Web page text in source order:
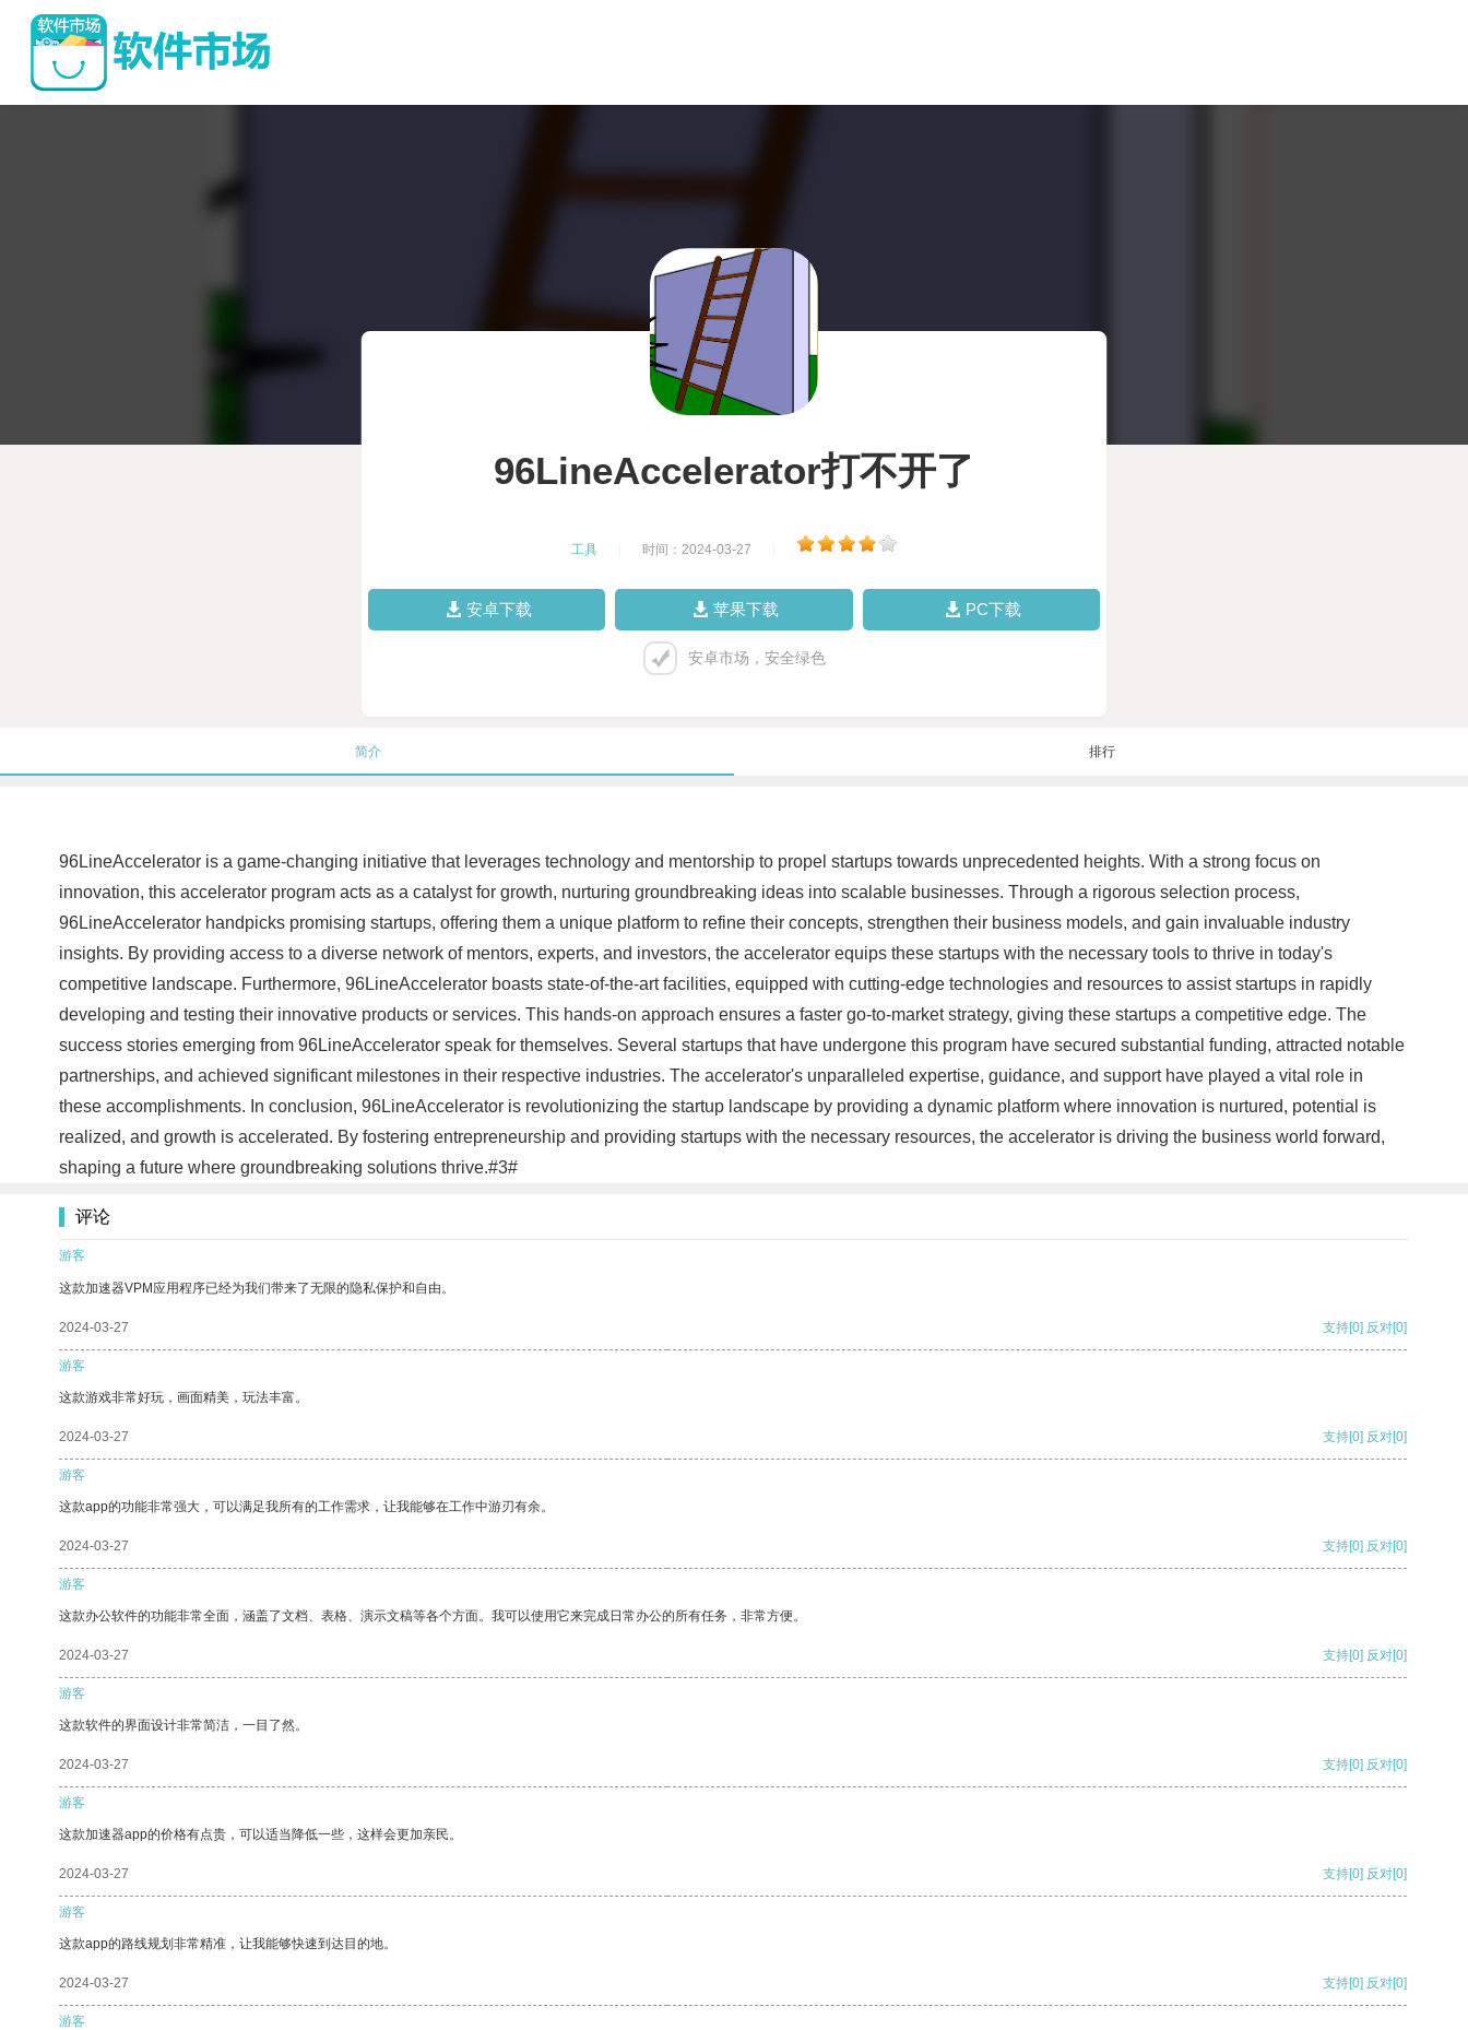
96LineAccelerator打不开了
工具 时间：2024-03-27
安卓下载 苹果下载 PC下载
安卓市场，安全绿色
简介 排行
96LineAccelerator is a game-changing initiative that leverages technology and mentorship to propel startups towards unprecedented heights. With a strong focus on
innovation, this accelerator program acts as a catalyst for growth, nurturing groundbreaking ideas into scalable businesses. Through a rigorous selection process,
96LineAccelerator handpicks promising startups, offering them a unique platform to refine their concepts, strengthen their business models, and gain invaluable industry
insights. By providing access to a diverse network of mentors, experts, and investors, the accelerator equips these startups with the necessary tools to thrive in today's
competitive landscape. Furthermore, 96LineAccelerator boasts state-of-the-art facilities, equipped with cutting-edge technologies and resources to assist startups in rapidly
developing and testing their innovative products or services. This hands-on approach ensures a faster go-to-market strategy, giving these startups a competitive edge. The
success stories emerging from 96LineAccelerator speak for themselves. Several startups that have undergone this program have secured substantial funding, attracted notable
partnerships, and achieved significant milestones in their respective industries. The accelerator's unparalleled expertise, guidance, and support have played a vital role in
these accomplishments. In conclusion, 96LineAccelerator is revolutionizing the startup landscape by providing a dynamic platform where innovation is nurtured, potential is
realized, and growth is accelerated. By fostering entrepreneurship and providing startups with the necessary resources, the accelerator is driving the business world forward,
shaping a future where groundbreaking solutions thrive.#3#
评论
游客
这款加速器VPM应用程序已经为我们带来了无限的隐私保护和自由。
2024-03-27 支持[0] 反对[0]
游客
这款游戏非常好玩，画面精美，玩法丰富。
2024-03-27 支持[0] 反对[0]
游客
这款app的功能非常强大，可以满足我所有的工作需求，让我能够在工作中游刃有余。
2024-03-27 支持[0] 反对[0]
游客
这款办公软件的功能非常全面，涵盖了文档、表格、演示文稿等各个方面。我可以使用它来完成日常办公的所有任务，非常方便。
2024-03-27 支持[0] 反对[0]
游客
这款软件的界面设计非常简洁，一目了然。
2024-03-27 支持[0] 反对[0]
游客
这款加速器app的价格有点贵，可以适当降低一些，这样会更加亲民。
2024-03-27 支持[0] 反对[0]
游客
这款app的路线规划非常精准，让我能够快速到达目的地。
2024-03-27 支持[0] 反对[0]
游客